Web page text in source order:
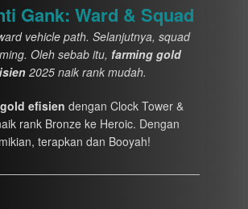
Gank: Ward & Squad
vehicle path. Selanjutnya, squad
Oleh sebab itu, farming gold
2025 naik rank mudah.
efisien dengan Clock Tower &
rank Bronze ke Heroic. Dengan
terapkan dan Booyah!